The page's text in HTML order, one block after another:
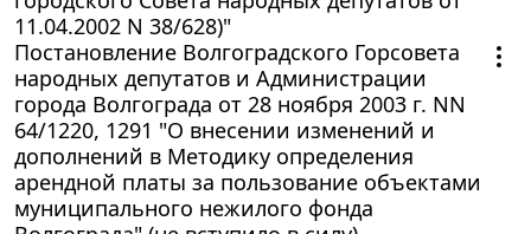
11.04.2002 N 38/628)"
Постановление Волгоградского Горсовета
народных депутатов и Администрации
города Волгограда от 28 ноября 2003 г. NN
64/1220, 1291 "О внесении изменений и
дополнений в Методику определения
арендной платы за пользование объектами
муниципального нежилого фонда